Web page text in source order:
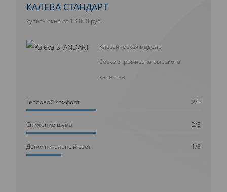
КАЛЕВА СТАНДАРТ
купить окно от 13 000 руб.
Классическая модель
бескомпромиссно высокого
качества
Тепловой комфорт 2/5
Cнижение шума 2/5
Дополнительный свет 1/5